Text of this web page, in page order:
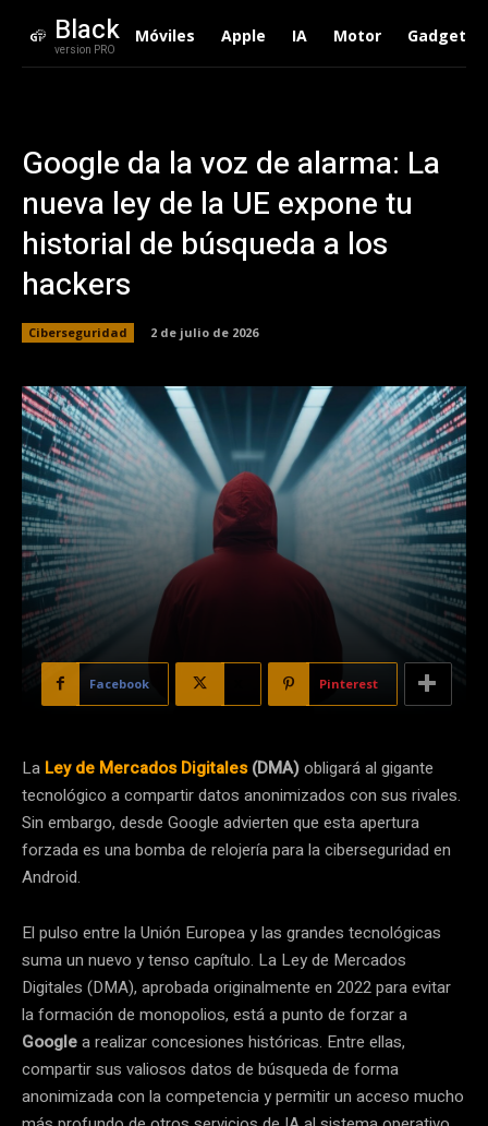
Black
version PRO
Móviles Apple IA Motor Gadgets
Google da la voz de alarma: La
nueva ley de la UE expone tu
historial de búsqueda a los
hackers
Ciberseguridad 2 de julio de 2026
Facebook Pinterest
La Ley de Mercados Digitales(DMA)obligará al gigante
tecnológico a compartir datos anonimizados con sus rivales.
Sin embargo, desde Google advierten que esta apertura
forzada es una bomba de relojería para la ciberseguridad en
Android.
El pulso entre la Unión Europea y las grandes tecnológicas
suma un nuevo y tenso capítulo. La Ley de Mercados
Digitales (DMA), aprobada originalmente en 2022 para evitar
la formación de monopolios, está a punto de forzar a
Googlea realizar concesiones históricas. Entre ellas,
compartir sus valiosos datos de búsqueda de forma
anonimizada con la competencia y permitir un acceso mucho